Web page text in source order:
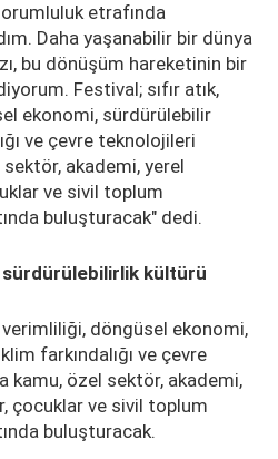
etrafında
Daha yaşanabilir bir dünya
bu dönüşüm hareketinin bir
Festival; sıfır atık,
ekonomi, sürdürülebilir
ve çevre teknolojileri
sektör, akademi, yerel
ve sivil toplum
buluşturacak" dedi.
sürdürülebilirlik kültürü
verimliliği, döngüsel ekonomi,
farkındalığı ve çevre
kamu, özel sektör, akademi,
çocuklar ve sivil toplum
buluşturacak.